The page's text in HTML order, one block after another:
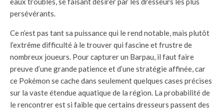
persévérants.
Ce n’est pas tant sa puissance qui le rend notable, mais plutôt
l’extrême difficulté à le trouver qui fascine et frustre de
nombreux joueurs. Pour capturer un Barpau, il faut faire
preuve d’une grande patience et d’une stratégie affinée, car
ce Pokémon se cache dans seulement quelques cases précises
sur la vaste étendue aquatique de la région. La probabilité de
le rencontrer est si faible que certains dresseurs passent des